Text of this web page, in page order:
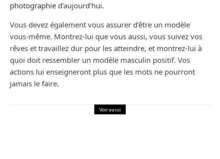
photographie d’aujourd’hui.
Vous devez également vous assurer d’être un modèle
vous-même. Montrez-lui que vous aussi, vous suivez vos
rêves et travaillez dur pour les atteindre, et montrez-lui à
quoi doit ressembler un modèle masculin positif. Vos
actions lui enseigneront plus que les mots ne pourront
jamais le faire.
Voir aussi